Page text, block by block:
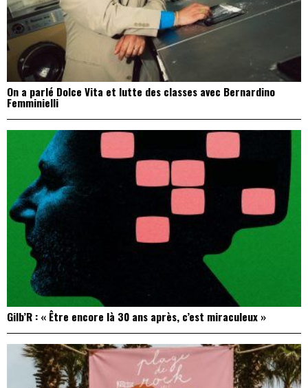
On a parlé Dolce Vita et lutte des classes avec Bernardino
Femminielli
Gilb’R : « Être encore là 30 ans après, c’est miraculeux »